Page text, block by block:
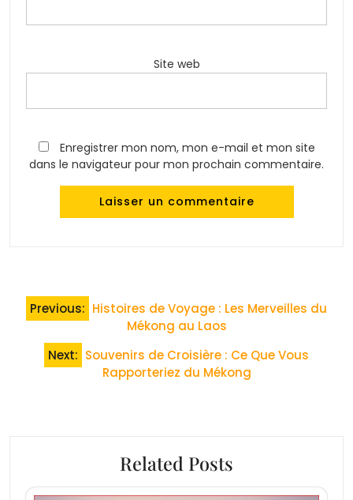
Site web
Enregistrer mon nom, mon e-mail et mon site
dans le navigateur pour mon prochain commentaire.
Navigation
de
l’article
Previous: Histoires de Voyage : Les Merveilles du
Mékong au Laos
Next: Souvenirs de Croisière : Ce Que Vous
Rapporteriez du Mékong
Related Posts